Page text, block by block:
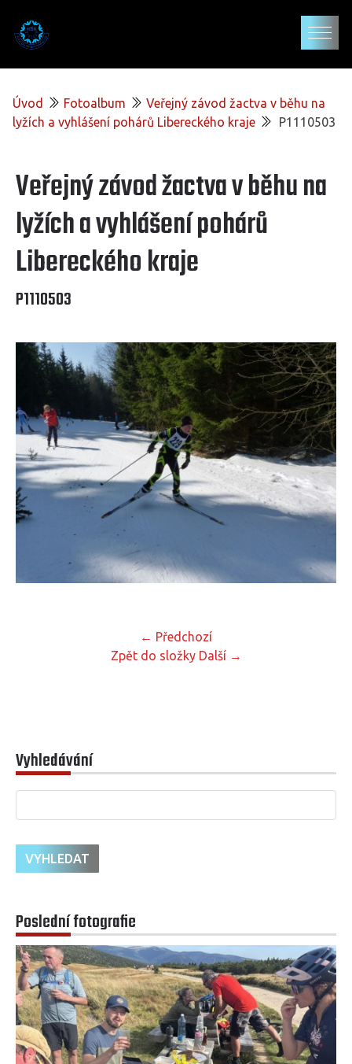
Úvod Fotoalbum
Veřejný závod žactva v běhu na
lyžích a vyhlášení pohárů Libereckého kraje
P1110503
Veřejný závod žactva v běhu na
lyžích a vyhlášení pohárů
Libereckého kraje
P1110503
← Předchozí
Zpět do složky Další →
Vyhledávání
Poslední fotografie